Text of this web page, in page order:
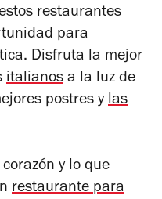
restaurantes
para
Disfruta la mejor
italianos a la luz de
postres y las
y lo que
restaurante para